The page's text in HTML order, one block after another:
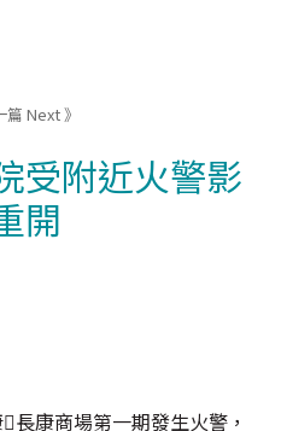
篇 Next 》
受附近火警影
開
長康商場第一期發生火警，